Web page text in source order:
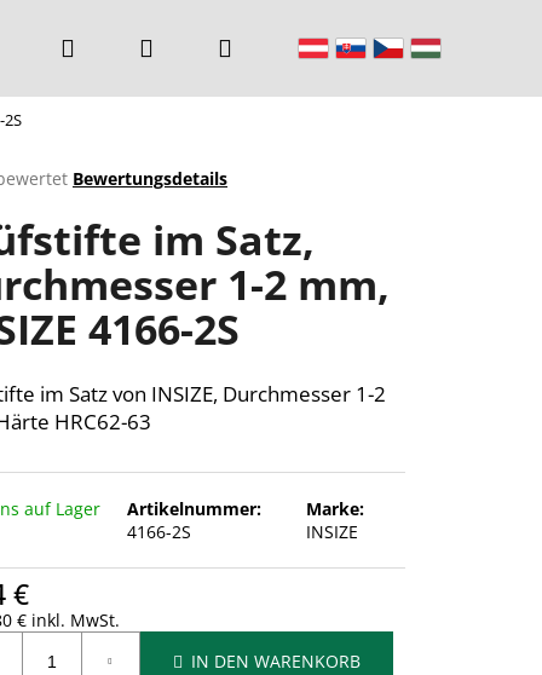
Suchen Warenkorb
Bewertungsdetails
im Satz,
1-2 mm,
4166-2S
im Satz von INSIZE, Durchmesser 1-2
HRC62-63
auf Lager
Artikelnummer:
4166-2S
Marke:
INSIZE
€
€ inkl. MwSt.
IN DEN WARENKORB